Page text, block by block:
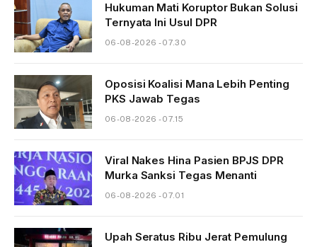
Hukuman Mati Koruptor Bukan Solusi
Ternyata Ini Usul DPR
06-08-2026 - 07.30
Oposisi Koalisi Mana Lebih Penting
PKS Jawab Tegas
06-08-2026 - 07.15
Viral Nakes Hina Pasien BPJS DPR
Murka Sanksi Tegas Menanti
06-08-2026 - 07.01
Upah Seratus Ribu Jerat Pemulung